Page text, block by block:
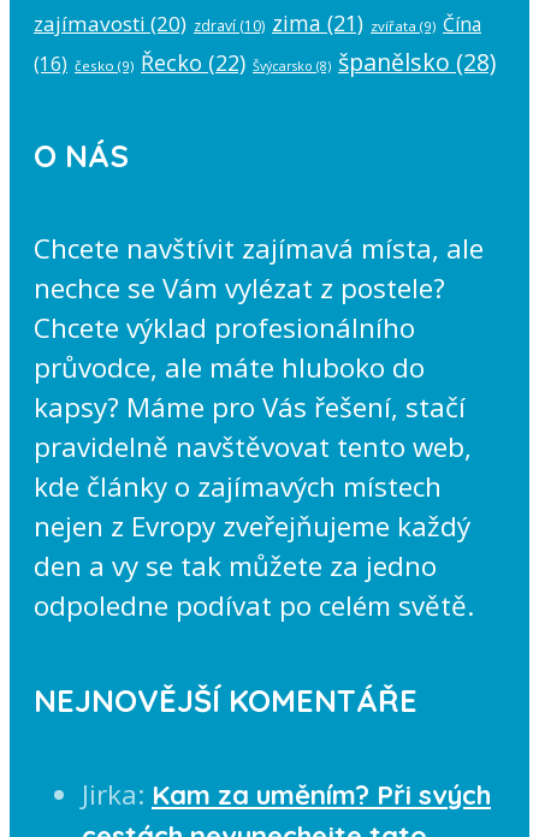
zajímavosti (20) zdraví (10) zima (21) zvířata (9) Čína
(16) česko (9) Řecko (22) Švýcarsko (8) španělsko (28)
O NÁS
Chcete navštívit zajímavá místa, ale
nechce se Vám vylézat z postele?
Chcete výklad profesionálního
průvodce, ale máte hluboko do
kapsy? Máme pro Vás řešení, stačí
pravidelně navštěvovat tento web,
kde články o zajímavých místech
nejen z Evropy zveřejňujeme každý
den a vy se tak můžete za jedno
odpoledne podívat po celém světě.
NEJNOVĚJŠÍ KOMENTÁŘE
Jirka: Kam za uměním? Při svých